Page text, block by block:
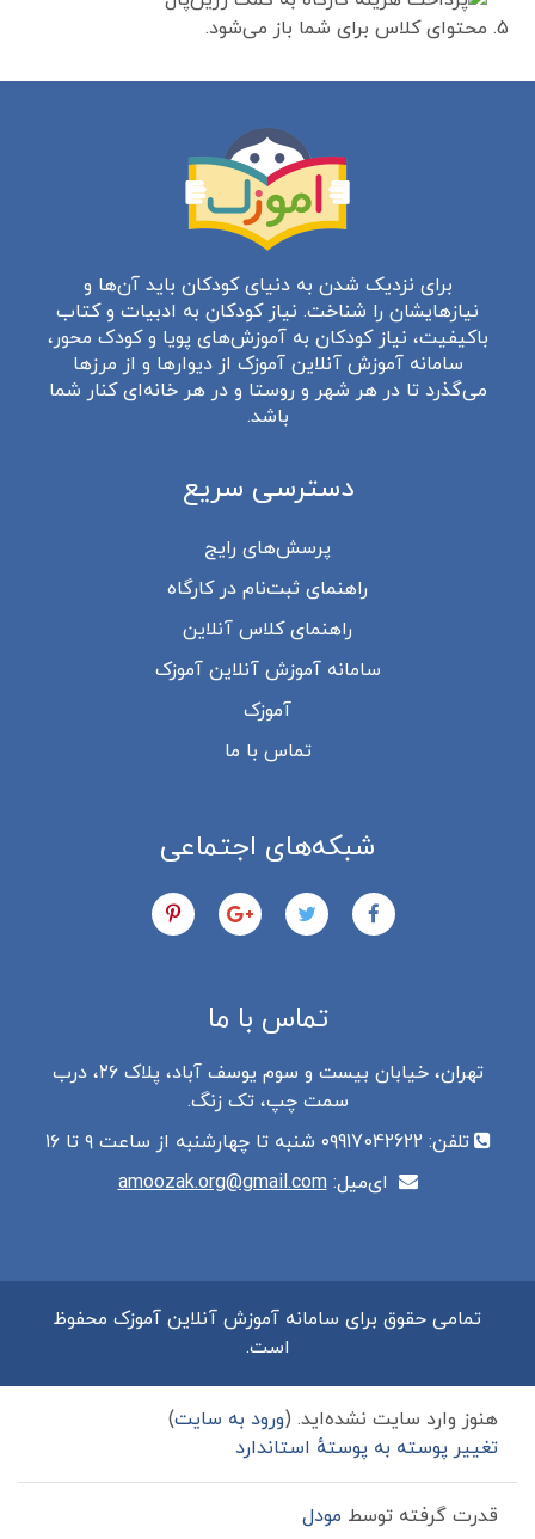
محتوای کلاس برای شما باز می‌شود.
برای نزدیک شدن به دنیای کودکان باید آن‌ها و
نیازهایشان را شناخت. نیاز کودکان به ادبیات و کتاب
باکیفیت، نیاز کودکان به آموزش‌های پویا و کودک محور،
سامانه آموزش آنلاین آموزک از دیوارها و از مرزها
می‌گذرد تا در هر شهر و روستا و در هر خانه‌ای کنار شما
باشد.
دسترسی سریع
پرسش‌های رایج
راهنمای ثبت‌نام در کارگاه
راهنمای کلاس آنلاین
سامانه آموزش آنلاین آموزک
آموزک
تماس با ما
شبکه‌های اجتماعی
تماس با ما
تهران، خیابان بیست و سوم یوسف آباد، پلاک ٢۶، درب
سمت چپ، تک زنگ.
تلفن: ۰۹917042622 شنبه تا چهارشنبه از ساعت ۹ تا ۱۶
ای‌میل:amoozak.org@gmail.com
تمامی حقوق برای سامانه آموزش آنلاین آموزک محفوظ
است.
هنوز وارد سایت نشده‌اید. (ورود به سایت)
تغییر پوسته به پوستهٔ استاندارد
قدرت گرفته توسط مودل